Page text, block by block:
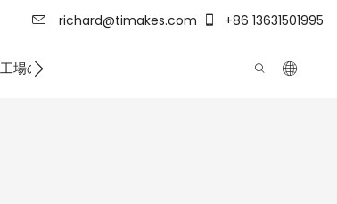
richard@timakes.com +86 13631501995
工場の強さ